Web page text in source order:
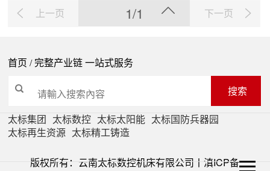
上一页 1/1 下一页
首页 / 完整产业链 一站式服务
搜索
太标集团 太标数控 太标太阳能 太标国防兵器园
太标再生资源 太标精工铸造
版权所有：云南太标数控机床有限公司丨滇ICP备